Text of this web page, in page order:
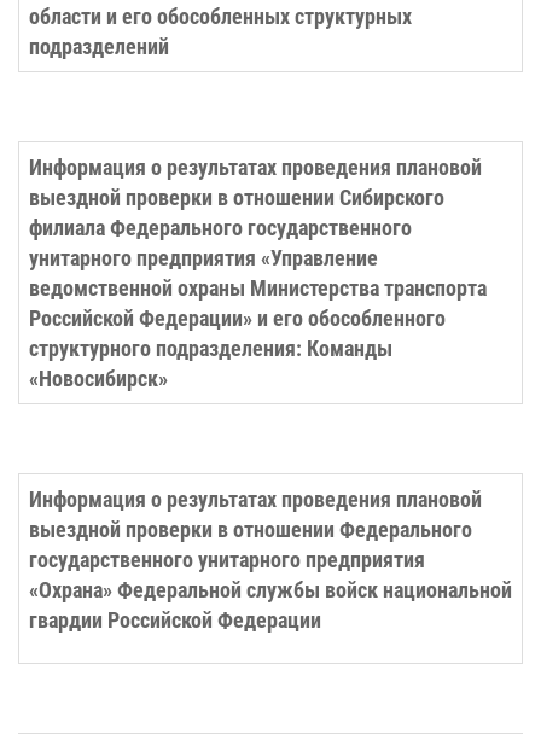
области и его обособленных структурных
подразделений
Информация о результатах проведения плановой
выездной проверки в отношении Сибирского
филиала Федерального государственного
унитарного предприятия «Управление
ведомственной охраны Министерства транспорта
Российской Федерации» и его обособленного
структурного подразделения: Команды
«Новосибирск»
Информация о результатах проведения плановой
выездной проверки в отношении Федерального
государственного унитарного предприятия
«Охрана» Федеральной службы войск национальной
гвардии Российской Федерации